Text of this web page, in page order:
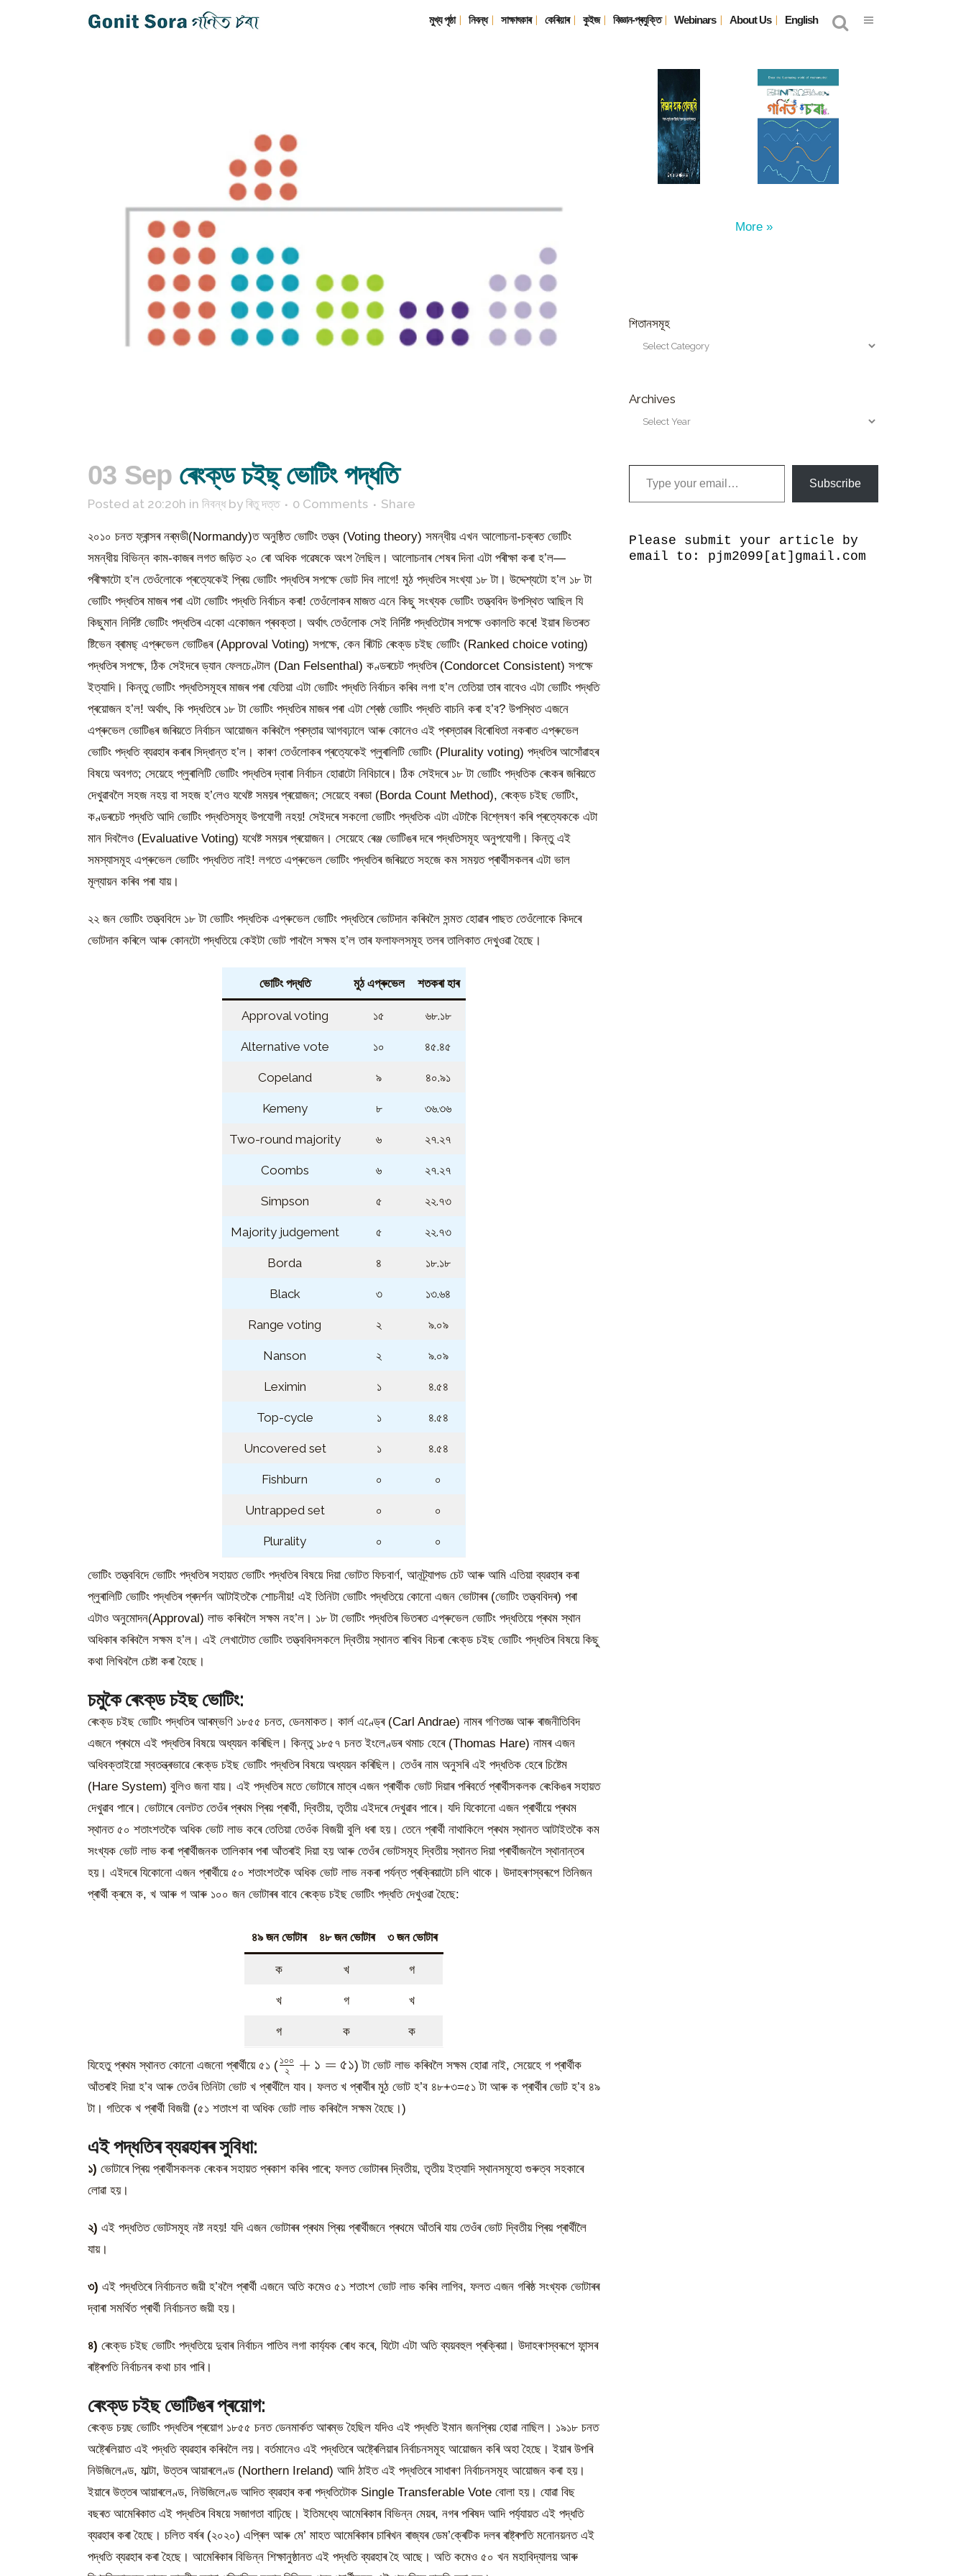
মুখ্য পৃষ্ঠা নিবন্ধ সাক্ষাৎকাৰ কেৰিয়াৰ কুইজ বিজ্ঞান-প্ৰযুক্তি Webinars About Us English
03 Sep ৰেংক্‌ড চইছ্‌ ভোটিং পদ্ধতি
Posted at 20:20h in নিবন্ধ by ৰিতু দত্ত 0 Comments Share
২০১০ চনত ফ্ৰান্সৰ নৰ্‌মডী(Normandy)ত অনুষ্ঠিত ভোটিং তত্ত্ব (Voting theory) সমন্ধীয় এখন আলোচনা-চক্ৰত ভোটিং
সমন্ধীয় বিভিন্ন কাম-কাজৰ লগত জড়িত ২০ ৰো অধিক গৱেষকে অংশ লৈছিল। আলোচনাৰ শেষৰ দিনা এটা পৰীক্ষা কৰা হ’ল—
পৰীক্ষাটো হ’ল তেওঁলোকে প্ৰত্যেকেই প্ৰিয় ভোটিং পদ্ধতিৰ সপক্ষে ভোট দিব লাগে! মুঠ পদ্ধতিৰ সংখ্যা ১৮ টা। উদ্দেশ্যটো হ’ল ১৮ টা
ভোটিং পদ্ধতিৰ মাজৰ পৰা এটা ভোটিং পদ্ধতি নিৰ্বাচন কৰা! তেওঁলোকৰ মাজত এনে কিছু সংখ্যক ভোটিং তত্ত্ববিদ উপস্থিত আছিল যি
কিছুমান নিৰ্দিষ্ট ভোটিং পদ্ধতিৰ একো একোজন প্ৰবক্তা। অৰ্থাৎ তেওঁলোক সেই নিৰ্দিষ্ট পদ্ধতিটোৰ সপক্ষে ওকালতি কৰে! ইয়াৰ ভিতৰত
ষ্টিভেন ব্ৰামছ্ এপ্ৰুভেল ভোটিঙৰ (Approval Voting) সপক্ষে, কেন ৰিটচি ৰেংক্‌ড চইছ ভোটিং (Ranked choice voting)
পদ্ধতিৰ সপক্ষে, ঠিক সেইদৰে ড্যান ফেলচেণ্টাল (Dan Felsenthal) কণ্ডৰচেট পদ্ধতিৰ (Condorcet Consistent) সপক্ষে
ইত্যাদি। কিন্তু ভোটিং পদ্ধতিসমূহৰ মাজৰ পৰা যেতিয়া এটা ভোটিং পদ্ধতি নিৰ্বাচন কৰিব লগা হ’ল তেতিয়া তাৰ বাবেও এটা ভোটিং পদ্ধতি
প্ৰয়োজন হ’ল! অৰ্থাৎ, কি পদ্ধতিৰে ১৮ টা ভোটিং পদ্ধতিৰ মাজৰ পৰা এটা শ্ৰেষ্ঠ ভোটিং পদ্ধতি বাচনি কৰা হ’ব? উপস্থিত এজনে
এপ্ৰুভেল ভোটিঙৰ জৰিয়তে নিৰ্বাচন আয়োজন কৰিবলৈ প্ৰস্তাৱ আগবঢ়ালে আৰু কোনেও এই প্ৰস্তাৱৰ বিৰোধিতা নকৰাত এপ্ৰুভেল
ভোটিং পদ্ধতি ব্যৱহাৰ কৰাৰ সিদ্ধান্ত হ’ল। কাৰণ তেওঁলোকৰ প্ৰত্যেকেই প্লুৰালিটি ভোটিং (Plurality voting) পদ্ধতিৰ আসোঁৱাহৰ
বিষয়ে অবগত; সেয়েহে প্লুৰালিটি ভোটিং পদ্ধতিৰ দ্বাৰা নিৰ্বাচন হোৱাটো নিবিচাৰে। ঠিক সেইদৰে ১৮ টা ভোটিং পদ্ধতিক ৰেংকৰ জৰিয়তে
দেখুৱাবলৈ সহজ নহয় বা সহজ হ’লেও যথেষ্ট সময়ৰ প্ৰয়োজন; সেয়েহে বৰডা (Borda Count Method), ৰেংক্‌ড চইছ ভোটিং,
কণ্ডৰচেট পদ্ধতি আদি ভোটিং পদ্ধতিসমূহ উপযোগী নহয়! সেইদৰে সকলো ভোটিং পদ্ধতিক এটা এটাকৈ বিশ্লেষণ কৰি প্ৰত্যেককে এটা
মান দিবলৈও (Evaluative Voting) যথেষ্ট সময়ৰ প্ৰয়োজন। সেয়েহে ৰেঞ্জ ভোটিঙৰ দৰে পদ্ধতিসমূহ অনুপযোগী। কিন্তু এই
সমস্যাসমূহ এপ্ৰুভেল ভোটিং পদ্ধতিত নাই! লগতে এপ্ৰুভেল ভোটিং পদ্ধতিৰ জৰিয়তে সহজে কম সময়ত প্ৰাৰ্থীসকলৰ এটা ভাল
মূল্যায়ন কৰিব পৰা যায়।
২২ জন ভোটিং তত্ত্ববিদে ১৮ টা ভোটিং পদ্ধতিক এপ্ৰুভেল ভোটিং পদ্ধতিৰে ভোটদান কৰিবলৈ সন্মত হোৱাৰ পাছত তেওঁলোকে কিদৰে
ভোটদান কৰিলে আৰু কোনটো পদ্ধতিয়ে কেইটা ভোট পাবলৈ সক্ষম হ’ল তাৰ ফলাফলসমূহ তলৰ তালিকাত দেখুওৱা হৈছে।
ভোটিং পদ্ধতি মুঠ এপ্ৰুভেল শতকৰা হাৰ
Approval voting ১৫ ৬৮.১৮
Alternative vote ১০ ৪৫.৪৫
Copeland ৯ ৪০.৯১
Kemeny ৮ ৩৬.৩৬
Two-round majority ৬ ২৭.২৭
Coombs ৬ ২৭.২৭
Simpson ৫ ২২.৭৩
Majority judgement ৫ ২২.৭৩
Borda ৪ ১৮.১৮
Black ৩ ১৩.৬৪
Range voting ২ ৯.০৯
Nanson ২ ৯.০৯
Leximin ১ ৪.৫৪
Top-cycle ১ ৪.৫৪
Uncovered set ১ ৪.৫৪
Fishburn ০ ০
Untrapped set ০ ০
Plurality ০ ০
ভোটিং তত্ত্ববিদে ভোটিং পদ্ধতিৰ সহায়ত ভোটিং পদ্ধতিৰ বিষয়ে দিয়া ভোটত ফিচবাৰ্ণ, আনট্ৰ্যাপড চেট আৰু আমি এতিয়া ব্যৱহাৰ কৰা
প্লুৰালিটি ভোটিং পদ্ধতিৰ প্ৰদৰ্শন আটাইতকৈ শোচনীয়! এই তিনিটা ভোটিং পদ্ধতিয়ে কোনো এজন ভোটাৰৰ (ভোটিং তত্ত্ববিদৰ) পৰা
এটাও অনুমোদন(Approval) লাভ কৰিবলৈ সক্ষম নহ’ল। ১৮ টা ভোটিং পদ্ধতিৰ ভিতৰত এপ্ৰুভেল ভোটিং পদ্ধতিয়ে প্ৰথম স্থান
অধিকাৰ কৰিবলৈ সক্ষম হ’ল। এই লেখাটোত ভোটিং তত্ত্ববিদসকলে দ্বিতীয় স্থানত ৰাখিব বিচৰা ৰেংক্‌ড চইছ ভোটিং পদ্ধতিৰ বিষয়ে কিছু
কথা লিখিবলৈ চেষ্টা কৰা হৈছে।
চমুকৈ ৰেংক্‌ড চইছ ভোটিং:
ৰেংক্‌ড চইছ ভোটিং পদ্ধতিৰ আৰম্ভণি ১৮৫৫ চনত, ডেনমাকত। কাৰ্ল এণ্ড্ৰে (Carl Andrae) নামৰ গণিতজ্ঞ আৰু ৰাজনীতিবিদ
এজনে প্ৰথমে এই পদ্ধতিৰ বিষয়ে অধ্যয়ন কৰিছিল। কিন্তু ১৮৫৭ চনত ইংলেণ্ডৰ থমাচ হেৰে (Thomas Hare) নামৰ এজন
অধিবক্তাইয়ো স্বতন্ত্ৰভাৱে ৰেংক্‌ড চইছ ভোটিং পদ্ধতিৰ বিষয়ে অধ্যয়ন কৰিছিল। তেওঁৰ নাম অনুসৰি এই পদ্ধতিক হেৰে চিষ্টেম
(Hare System) বুলিও জনা যায়। এই পদ্ধতিৰ মতে ভোটাৰে মাত্ৰ এজন প্ৰাৰ্থীক ভোট দিয়াৰ পৰিবৰ্তে প্ৰাৰ্থীসকলক ৰেংকিঙৰ সহায়ত
দেখুৱাব পাৰে। ভোটাৰে বেলটত তেওঁৰ প্ৰথম প্ৰিয় প্ৰাৰ্থী, দ্বিতীয়, তৃতীয় এইদৰে দেখুৱাব পাৰে। যদি যিকোনো এজন প্ৰাৰ্থীয়ে প্ৰথম
স্থানত ৫০ শতাংশতকৈ অধিক ভোট লাভ কৰে তেতিয়া তেওঁক বিজয়ী বুলি ধৰা হয়। তেনে প্ৰাৰ্থী নাথাকিলে প্ৰথম স্থানত আটাইতকৈ কম
সংখ্যক ভোট লাভ কৰা প্ৰাৰ্থীজনক তালিকাৰ পৰা আঁতৰাই দিয়া হয় আৰু তেওঁৰ ভোটসমূহ দ্বিতীয় স্থানত দিয়া প্ৰাৰ্থীজনলৈ স্থানান্তৰ
হয়। এইদৰে যিকোনো এজন প্ৰাৰ্থীয়ে ৫০ শতাংশতকৈ অধিক ভোট লাভ নকৰা পৰ্যন্ত প্ৰক্ৰিয়াটো চলি থাকে। উদাহৰণস্বৰূপে তিনিজন
প্ৰাৰ্থী ক্ৰমে ক, খ আৰু গ আৰু ১০০ জন ভোটাৰৰ বাবে ৰেংক্‌ড চইছ ভোটিং পদ্ধতি দেখুওৱা হৈছে:
৪৯ জন ভোটাৰ ৪৮ জন ভোটাৰ ৩ জন ভোটাৰ
ক খ গ
খ গ খ
গ ক ক
যিহেতু প্ৰথম স্থানত কোনো এজনো প্ৰাৰ্থীয়ে ৫১ (\frac{\text{১০০}}
{\text{২}}+\text{১}=\text{৫১}
২
১০০ + ১ = ৫১) টা ভোট লাভ কৰিবলৈ সক্ষম হোৱা নাই, সেয়েহে গ প্ৰাৰ্থীক
আঁতৰাই দিয়া হ’ব আৰু তেওঁৰ তিনিটা ভোট খ প্ৰাৰ্থীলৈ যাব। ফলত খ প্ৰাৰ্থীৰ মুঠ ভোট হ’ব ৪৮+৩=৫১ টা আৰু ক প্ৰাৰ্থীৰ ভোট হ’ব ৪৯
টা। গতিকে খ প্ৰাৰ্থী বিজয়ী (৫১ শতাংশ বা অধিক ভোট লাভ কৰিবলৈ সক্ষম হৈছে।)
এই পদ্ধতিৰ ব্যৱহাৰৰ সুবিধা:
১) ভোটাৰে প্ৰিয় প্ৰাৰ্থীসকলক ৰেংকৰ সহায়ত প্ৰকাশ কৰিব পাৰে; ফলত ভোটাৰৰ দ্বিতীয়, তৃতীয় ইত্যাদি স্থানসমূহো গুৰুত্ব সহকাৰে
লোৱা হয়।
২) এই পদ্ধতিত ভোটসমূহ নষ্ট নহয়! যদি এজন ভোটাৰৰ প্ৰথম প্ৰিয় প্ৰাৰ্থীজনে প্ৰথমে আঁতৰি যায় তেওঁৰ ভোট দ্বিতীয় প্ৰিয় প্ৰাৰ্থীলৈ
যায়।
৩) এই পদ্ধতিৰে নিৰ্বাচনত জয়ী হ’বলৈ প্ৰাৰ্থী এজনে অতি কমেও ৫১ শতাংশ ভোট লাভ কৰিব লাগিব, ফলত এজন গৰিষ্ঠ সংখ্যক ভোটাৰৰ
দ্বাৰা সমৰ্থিত প্ৰাৰ্থী নিৰ্বাচনত জয়ী হয়।
৪) ৰেংক্‌ড চইছ ভোটিং পদ্ধতিয়ে দুবাৰ নিৰ্বাচন পাতিব লগা কাৰ্য্যক ৰোধ কৰে, যিটো এটা অতি ব্যয়বহুল প্ৰক্ৰিয়া। উদাহৰণস্বৰূপে ফান্সৰ
ৰাষ্ট্ৰপতি নিৰ্বাচনৰ কথা চাব পাৰি।
ৰেংক্‌ড চইছ ভোটিঙৰ প্ৰয়োগ:
ৰেংক্‌ড চয়ছ ভোটিং পদ্ধতিৰ প্ৰয়োগ ১৮৫৫ চনত ডেনমাৰ্কত আৰম্ভ হৈছিল যদিও এই পদ্ধতি ইমান জনপ্ৰিয় হোৱা নাছিল। ১৯১৮ চনত
অষ্ট্ৰেলিয়াত এই পদ্ধতি ব্যৱহাৰ কৰিবলৈ লয়। বৰ্তমানেও এই পদ্ধতিৰে অষ্ট্ৰেলিয়াৰ নিৰ্বাচনসমূহ আয়োজন কৰি অহা হৈছে। ইয়াৰ উপৰি
নিউজিলেণ্ড, মাল্টা, উত্তৰ আয়াৰলেণ্ড (Northern Ireland) আদি ঠাইত এই পদ্ধতিৰে সাধাৰণ নিৰ্বাচনসমূহ আয়োজন কৰা হয়।
ইয়াৰে উত্তৰ আয়াৰলেণ্ড, নিউজিলেণ্ড আদিত ব্যৱহাৰ কৰা পদ্ধতিটোক Single Transferable Vote বোলা হয়। যোৱা বিছ
বছৰত আমেৰিকাত এই পদ্ধতিৰ বিষয়ে সজাগতা বাঢ়িছে। ইতিমধ্যে আমেৰিকাৰ বিভিন্ন মেয়ৰ, নগৰ পৰিষদ আদি পৰ্য্যায়ত এই পদ্ধতি
ব্যৱহাৰ কৰা হৈছে। চলিত বৰ্ষৰ (২০২০) এপ্ৰিল আৰু মে’ মাহত আমেৰিকাৰ চাৰিখন ৰাজ্যৰ ডেম’ক্ৰেটিক দলৰ ৰাষ্ট্ৰপতি মনোনয়নত এই
পদ্ধতি ব্যৱহাৰ কৰা হৈছে। আমেৰিকাৰ বিভিন্ন শিক্ষানুষ্ঠানত এই পদ্ধতি ব্যৱহাৰ হৈ আছে। অতি কমেও ৫০ খন মহাবিদ্যালয় আৰু
More »
শিতানসমূহ
Archives
Type your email…
Subscribe
Please submit your article by
email to: pjm2099[at]gmail.com